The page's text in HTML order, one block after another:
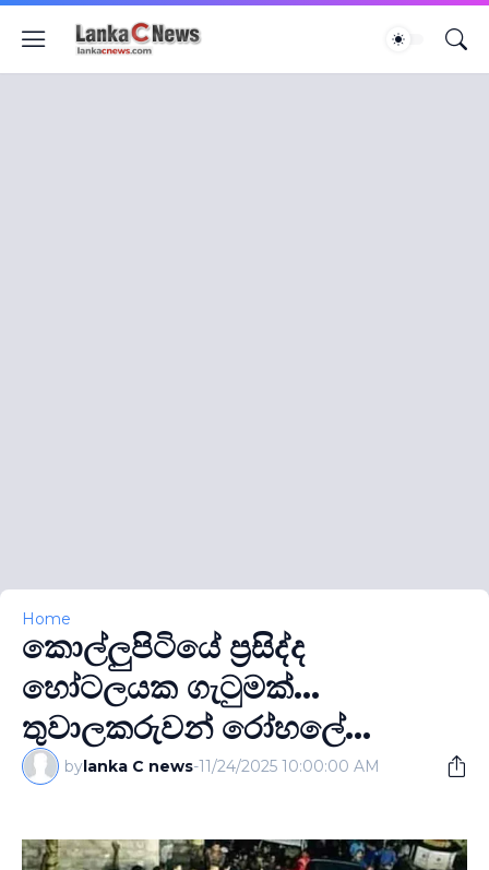
Home
කොල්ලුපිටියේ ප‍්‍රසිද්ද
හෝටලයක ගැටුමක්...
තුවාලකරුවන් රෝහලේ...
bylanka C news-11/24/2025 10:00:00 AM